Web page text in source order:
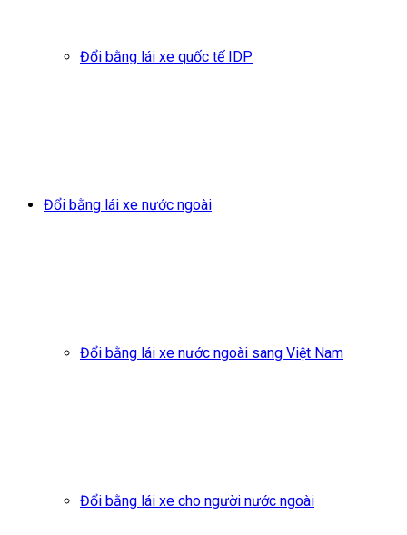
Đổi bằng lái xe quốc tế IDP
Đổi bằng lái xe nước ngoài
Đổi bằng lái xe nước ngoài sang Việt Nam
Đổi bằng lái xe cho người nước ngoài